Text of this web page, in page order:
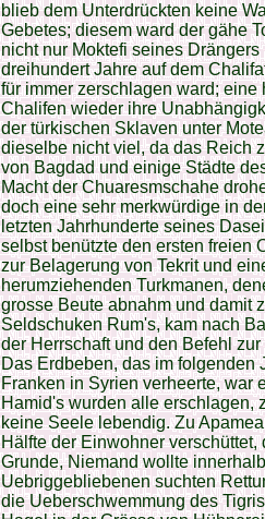
blieb dem Unterdrückten keine
Gebetes; diesem ward der gähe
nicht nur Moktefi seines
dreihundert Jahre auf dem
für immer zerschlagen ward;
Chalifen wieder ihre
der türkischen Sklaven unter
dieselbe nicht viel, da das Reich
von Bagdad und einige Städte
Macht der Chuaresmschahe
doch eine sehr merkwürdige in
letzten Jahrhunderte seines
selbst benützte den ersten freien
zur Belagerung von Tekrit und
herumziehenden Turkmanen,
grosse Beute abnahm und damit
Seldschuken Rum's, kam nach
der Herrschaft und den Befehl
Das Erdbeben, das im folgenden
Franken in Syrien verheerte, war
Hamid's wurden alle erschlagen,
keine Seele lebendig. Zu
Hälfte der Einwohner
Grunde, Niemand wollte
Uebriggebliebenen suchten
die Ueberschwemmung des